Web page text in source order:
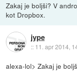
Zakaj je boljši? V
kot Dropbox.
jype
:: 11. apr 2014,
alexa-lol> Zakaj je